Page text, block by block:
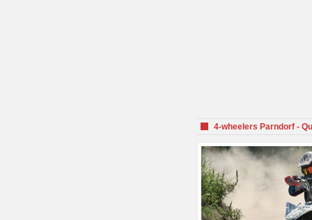
4-wheelers Parndorf -